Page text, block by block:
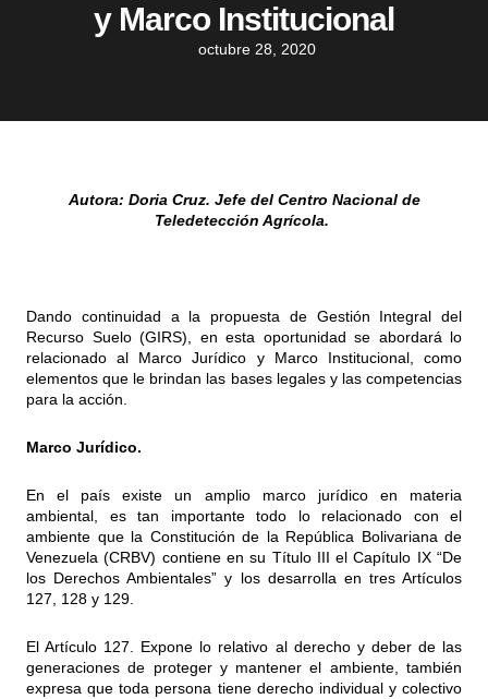
y Marco Institucional
octubre 28, 2020
Autora: Doria Cruz. Jefe del Centro Nacional de
Teledetección Agrícola.
Dando continuidad a la propuesta de Gestión Integral del
Recurso Suelo (GIRS), en esta oportunidad se abordará lo
relacionado al Marco Jurídico y Marco Institucional, como
elementos que le brindan las bases legales y las competencias
para la acción.
Marco Jurídico.
En el país existe un amplio marco jurídico en materia
ambiental, es tan importante todo lo relacionado con el
ambiente que la Constitución de la República Bolivariana de
Venezuela (CRBV) contiene en su Título III el Capítulo IX “De
los Derechos Ambientales” y los desarrolla en tres Artículos
127, 128 y 129.
El Artículo 127. Expone lo relativo al derecho y deber de las
generaciones de proteger y mantener el ambiente, también
expresa que toda persona tiene derecho individual y colectivo